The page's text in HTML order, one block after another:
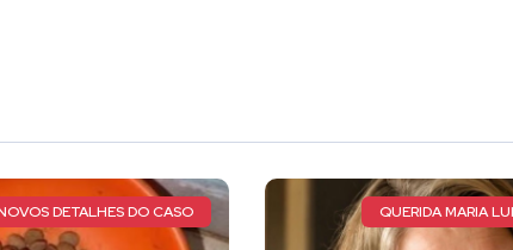
DETALHES DO CASO QUERIDA MARIA